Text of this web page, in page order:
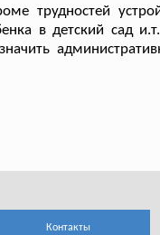
трудностей
в детский сад
Контакты